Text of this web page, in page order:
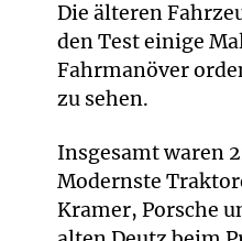
Die älteren
den Test einige
Fahrmanöver
zu sehen.
Insgesamt waren
Modernste
Kramer, Porsche